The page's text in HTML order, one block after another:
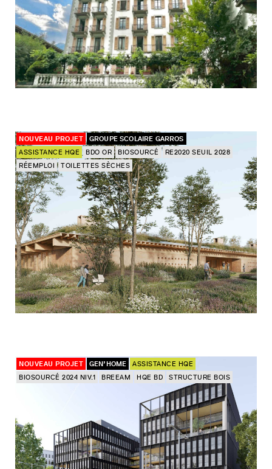
NOUVEAU PROJET
GROUPE SCOLAIRE GARROS
ASSISTANCE HQE
BDO OR BIOSOURCÉ
RE2020 SEUIL 2028
RÉEMPLOI
TOILETTES SÈCHES
NOUVEAU PROJET GEN’HOME
ASSISTANCE HQE
BIOSOURCÉ 2024 NIV.1
BREEAM HQE BD STRUCTURE BOIS